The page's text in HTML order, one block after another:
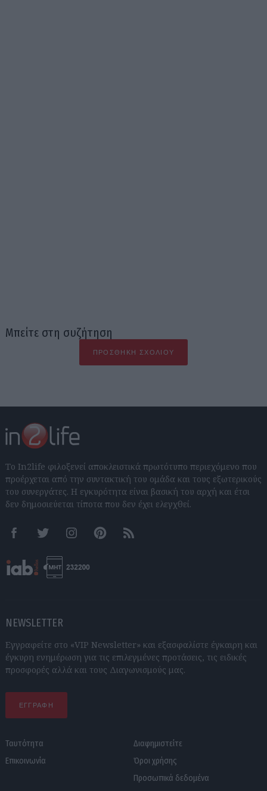
Μπείτε στη συζήτηση
ΠΡΟΣΘΉΚΗ ΣΧΟΛΊΟΥ
Το In2life φιλοξενεί αποκλειστικά πρωτότυπο περιεχόμενο που
προέρχεται από την συντακτική του ομάδα και τους εξωτερικούς
του συνεργάτες. Η εγκυρότητα είναι βασική του αρχή και έτσι
δεν δημοσιεύεται τίποτα που δεν έχει ελεγχθεί.
FacebookTwitter InstagramPinterestRSS feeds
NEWSLETTER
Εγγραφείτε στο «VIP Newsletter» και εξασφαλίστε έγκαιρη και
έγκυρη ενημέρωση για τις επιλεγμένες προτάσεις, τις ειδικές
προσφορές αλλά και τους Διαγωνισμούς μας.
ΕΓΓΡΑΦΗ
Ταυτότητα
Επικοινωνία
Διαφημιστείτε
Όροι χρήσης
Προσωπικά δεδομένα